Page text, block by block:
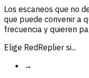
Los escaneos que no
que puede convenir a
frecuencia y quieren
Elige RedReplier si...
→